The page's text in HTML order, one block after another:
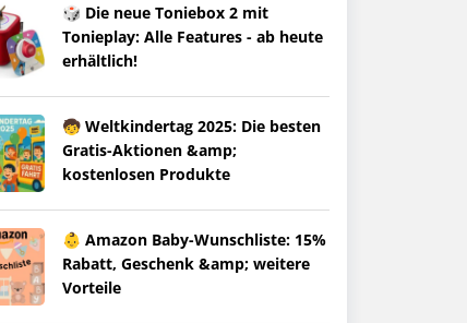
🎲 Die neue Toniebox 2 mit
Tonieplay: Alle Features - ab heute
erhältlich!
🧒 Weltkindertag 2025: Die besten
Gratis-Aktionen &amp;
kostenlosen Produkte
👶 Amazon Baby-Wunschliste: 15%
Rabatt, Geschenk &amp; weitere
Vorteile